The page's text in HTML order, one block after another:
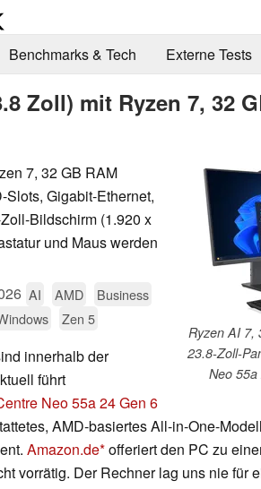
Benchmarks & Tech Externe Tests
Zoll) mit Ryzen 7, 32
Ryzen AI 7,
23.8-Zoll-
Neo
7, 32 GB RAM
Gigabit-Ethernet,
Bildschirm (1.920 x
und Maus werden
AI AMD
Business
Zen 5
innerhalb der
führt
Neo 55a 24 Gen 6
AMD-basiertes All-in-One-
Amazon.de offeriert den PC zu
vorrätig. Der Rechner lag uns nie für